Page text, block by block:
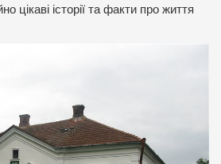
цікаві історії та факти про життя